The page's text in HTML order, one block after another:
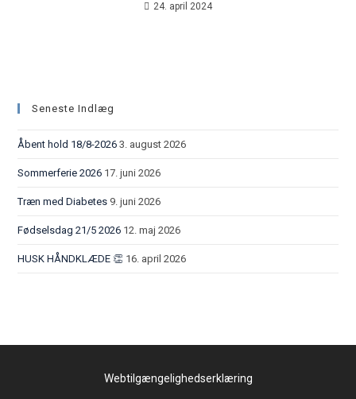
24. april 2024
Seneste Indlæg
Åbent hold 18/8-2026 3. august 2026
Sommerferie 2026 17. juni 2026
Træn med Diabetes 9. juni 2026
Fødselsdag 21/5 2026 12. maj 2026
HUSK HÅNDKLÆDE 👏 16. april 2026
Webtilgængelighedserklæring